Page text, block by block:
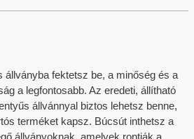
állványba fektetsz be, a minőség és a
a legfontosabb. Az eredeti, állítható
állvánnyal biztos lehetsz benne,
terméket kapsz. Búcsút inthetsz a
állványoknak, amelyek rontják a